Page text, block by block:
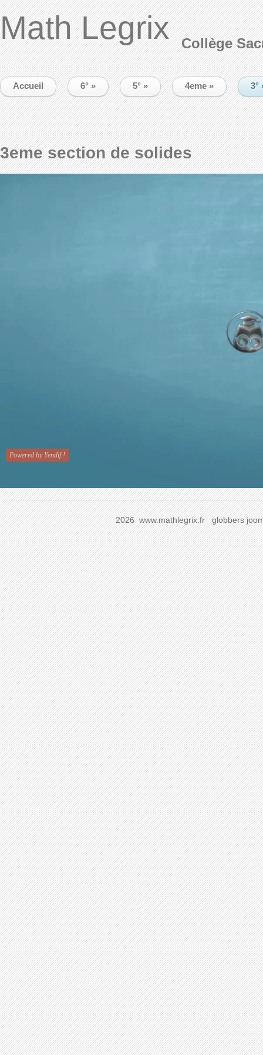
Math Legrix Collège
Accueil 6° » 5° » 4eme » 3°
3eme section de solides
2026 www.mathlegrix.frglobbers